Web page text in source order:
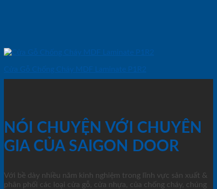
Cửa Gỗ Chống Cháy MDF Laminate P1R2
NÓI CHUYỆN VỚI CHUYÊN
GIA CỦA SAIGON DOOR
Với bề dày nhiều năm kinh nghiệm trong lĩnh vực sản xuất &
phân phối các loại cửa gỗ, cửa nhựa, của chống cháy, chúng